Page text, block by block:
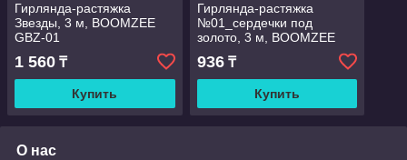
Гирлянда-растяжка
Звезды, 3 м, BOOMZEE
GBZ-01
1 560 ₸
Купить
Гирлянда-растяжка
№01_сердечки под
золото, 3 м, BOOMZEE
GBZ-02
936₸
Купить
О нас